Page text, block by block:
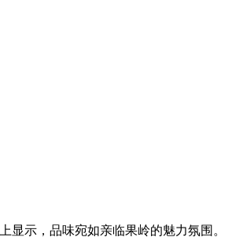
示，品味宛如亲临果岭的魅力氛围。